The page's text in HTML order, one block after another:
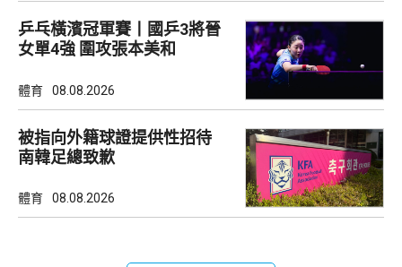
乒乓橫濱冠軍賽丨國乒3將晉
女單4強 圍攻張本美和
體育 08.08.2026
被指向外籍球證提供性招待
南韓足總致歉
體育 08.08.2026